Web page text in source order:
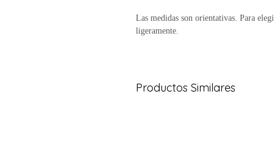
Las medidas son orientativas. Para
ligeramente.
Productos Similares